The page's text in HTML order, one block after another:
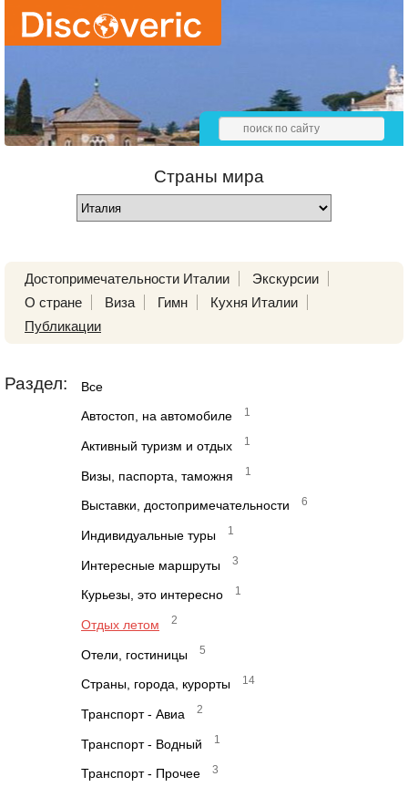
Страны мира
Достопримечательности Италии
Экскурсии
О стране
Виза Гимн
Кухня Италии
Публикации
Раздел: Все
Автостоп, на автомобиле 1
Активный туризм и отдых 1
Визы, паспорта, таможня 1
Выставки, достопримечательности 6
Индивидуальные туры 1
Интересные маршруты 3
Курьезы, это интересно 1
Отдых летом 2
Отели, гостиницы 5
Страны, города, курорты 14
Транспорт - Авиа 2
Транспорт - Водный 1
Транспорт - Прочее 3